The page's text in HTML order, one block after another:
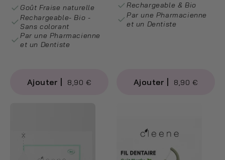
Goût Fraise naturelle
Rechargeable- Bio -
Sans colorant
Par une Pharmacienne
et un Dentiste
8,90 €
Rechargeable & Bio
Par une Pharmacienne
et un Dentiste
8,90 €